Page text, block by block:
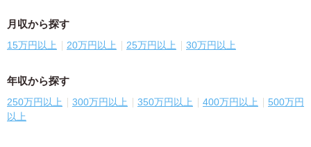
月収から探す
15万円以上 20万円以上 25万円以上 30万円以上
年収から探す
250万円以上 300万円以上 350万円以上 400万円以上
500万円
以上